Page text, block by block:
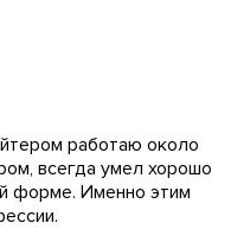
работаю около
всегда умел хорошо
форме. Именно этим